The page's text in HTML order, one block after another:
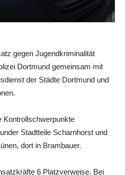
gegen Jugendkriminalität
Dortmund gemeinsam mit
der Städte Dortmund und
Kontrollschwerpunkte
Stadtteile Scharnhorst und
dort in Brambauer.
6 Platzverweise. Bei